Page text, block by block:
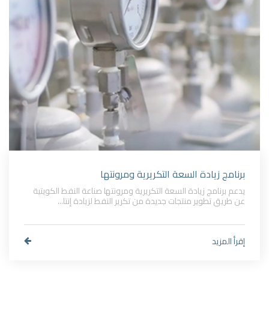
برنامج زيادة السعة التكريرية ومرونتها
يدعم برنامج زيادة السعة التكريرية ومرونتها صناعة النفط الكويتية
عن طريق تطوير منتجات جديدة من تكرير النفط لزيادة إنتا...
إقرأ المزيد